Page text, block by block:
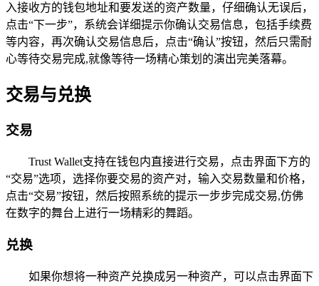
入接收方的钱包地址和要发送的资产数量，仔细确认无误后，
点击“下一步”，系统会详细提示你确认交易信息，包括手续费
等内容，再次确认交易信息后，点击“确认”按钮，然后只需耐
心等待交易完成,就像等待一场精心策划的演出完美落幕。
交易与兑换
交易
Trust Wallet支持在钱包内直接进行交易，点击界面下方的
“交易”选项，选择你要交易的资产对，输入交易数量和价格，
点击“交易”按钮，然后按照系统的提示一步步完成交易,仿佛
在数字的舞台上进行一场精彩的舞蹈。
兑换
如果你想将一种资产兑换成另一种资产，可以点击界面下